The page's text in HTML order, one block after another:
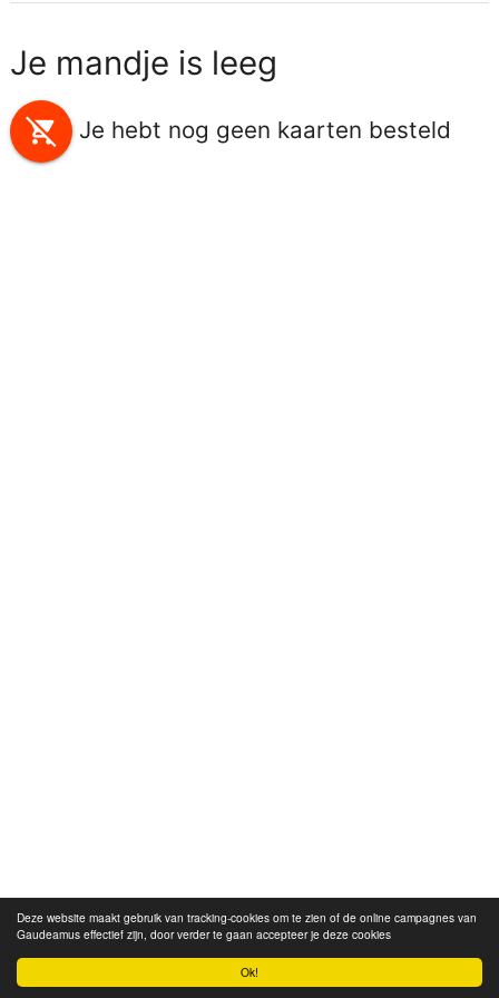
Ok!
Deze website maakt gebruik van tracking-cookies om te zien of de online campagnes van
Gaudeamus effectief zijn, door verder te gaan accepteer je deze cookies
Je mandje is leeg
remove_shopping_cart Je hebt nog geen kaarten besteld